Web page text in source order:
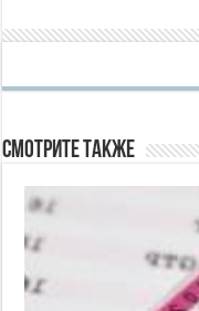
Смотрите также